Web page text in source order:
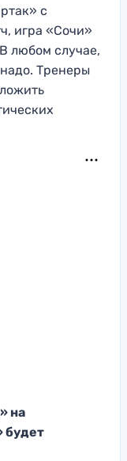
с
игра «Сочи»
любом случае,
Тренеры
на
будет